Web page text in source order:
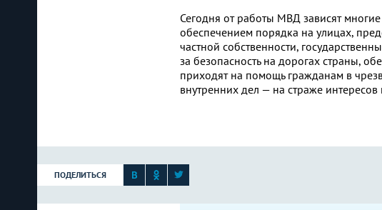
Сегодня от работы МВД зависят
обеспечением порядка на улицах,
частной собственности,
за безопасность на дорогах страны,
приходят на помощь гражданам в
внутренних дел — на страже
ПОДЕЛИТЬСЯ